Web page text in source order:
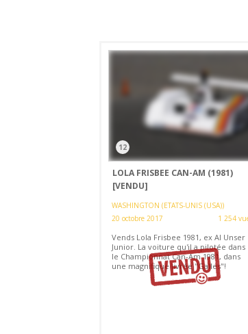
12
LOLA FRISBEE CAN-AM (1981)
[VENDU]
WASHINGTON (ETATS-UNIS (USA))
20 octobre 2017
1 254
Vends Lola Frisbee 1981, ex Al Unser
Junior. La voiture qu'il a pilotée dans
le Championnat Can-Am 1981, dans
une magnifique livrée "Galles"!